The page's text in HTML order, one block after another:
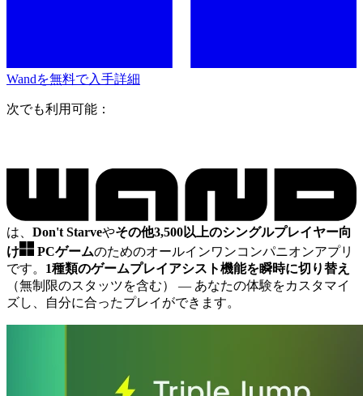
Wandを無料で入手詳細
次でも利用可能：
は、 Don't Starveやその他3,500以上のシングルプレイヤー向
け
PCゲームのためのオールインワンコンパニオンアプリ
です。 1種類のゲームプレイアシスト機能を瞬時に切り替え
（無制限のスタッツを含む） — あなたの体験をカスタマイ
ズし、自分に合ったプレイができます。